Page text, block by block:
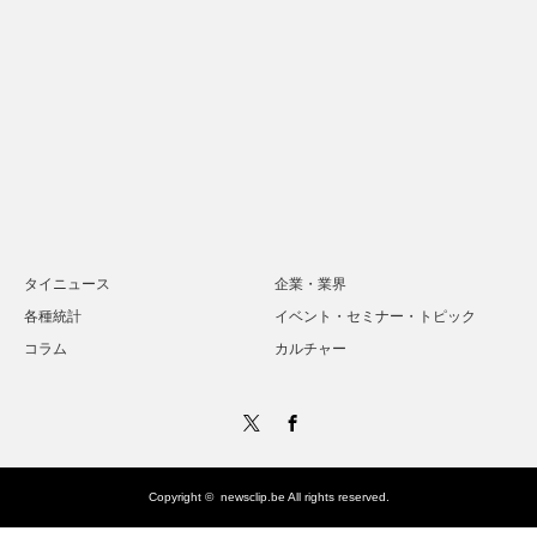
タイニュース
企業・業界
各種統計
イベント・セミナー・トピック
コラム
カルチャー
Copyright © newsclip.be All rights reserved.